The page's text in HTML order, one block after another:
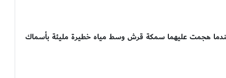
هجمت عليهما سمكة قرش وسط مياه خطيرة مليئة بأسماك